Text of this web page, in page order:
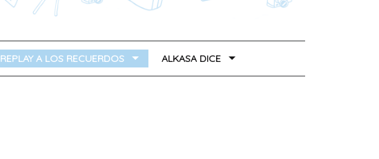
REPLAY A LOS RECUERDOS ALKASA DICE